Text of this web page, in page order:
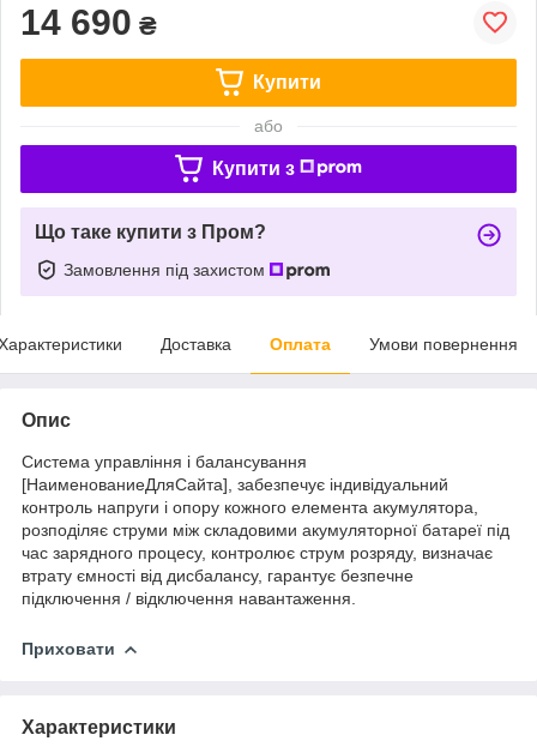
14 690 ₴
Купити
або
Купити з
Що таке купити з Пром?
Замовлення під захистом
Доставка Оплата Умови повернення
Опис
Система управління і балансування
[НаименованиеДляСайта], забезпечує індивідуальний
контроль напруги і опору кожного елемента акумулятора,
розподіляє струми між складовими акумуляторної батареї під
час зарядного процесу, контролює струм розряду, визначає
втрату ємності від дисбалансу, гарантує безпечне
підключення / відключення навантаження.
Приховати
Характеристики